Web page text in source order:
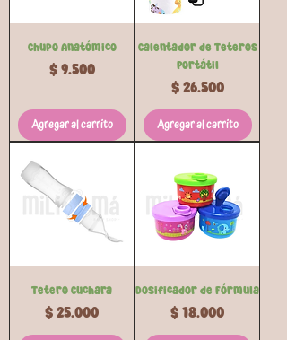
Chupo Anatómico
Precio
$ 9.500
Agregar al carrito
Calentador de Teteros
Portátil
Precio
$ 26.500
Agregar al carrito
Tetero Cuchara
Precio
$ 25.000
Dosificador de Fórmula
Precio
$ 18.000